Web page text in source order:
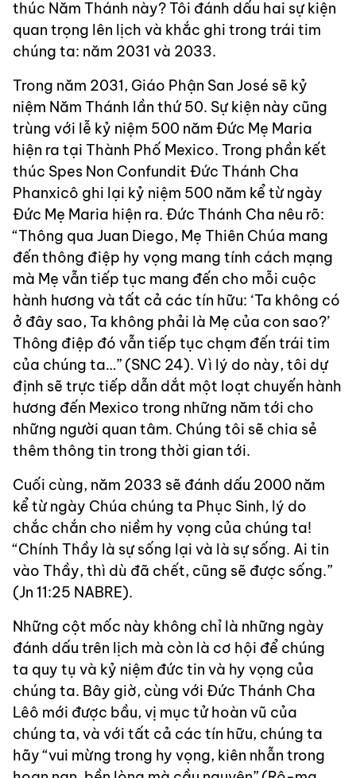
thúc Năm Thánh này? Tôi đánh dấu hai sự kiện
quan trọng lên lịch và khắc ghi trong trái tim
chúng ta: năm 2031 và 2033.
Trong năm 2031, Giáo Phận San José sẽ kỷ
niệm Năm Thánh lần thứ 50. Sự kiện này cũng
trùng với lễ kỷ niệm 500 năm Đức Mẹ Maria
hiện ra tại Thành Phố Mexico. Trong phần kết
thúc Spes Non Confundit Đức Thánh Cha
Phanxicô ghi lại kỷ niệm 500 năm kể từ ngày
Đức Mẹ Maria hiện ra. Đức Thánh Cha nêu rõ:
“Thông qua Juan Diego, Mẹ Thiên Chúa mang
đến thông điệp hy vọng mang tính cách mạng
mà Mẹ vẫn tiếp tục mang đến cho mỗi cuộc
hành hương và tất cả các tín hữu: ‘Ta không có
ở đây sao, Ta không phải là Mẹ của con sao?’
Thông điệp đó vẫn tiếp tục chạm đến trái tim
của chúng ta…” (SNC 24). Vì lý do này, tôi dự
định sẽ trực tiếp dẫn dắt một loạt chuyến hành
hương đến Mexico trong những năm tới cho
những người quan tâm. Chúng tôi sẽ chia sẻ
thêm thông tin trong thời gian tới.
Cuối cùng, năm 2033 sẽ đánh dấu 2000 năm
kể từ ngày Chúa chúng ta Phục Sinh, lý do
chắc chắn cho niềm hy vọng của chúng ta!
“Chính Thầy là sự sống lại và là sự sống. Ai tin
vào Thầy, thì dù đã chết, cũng sẽ được sống.”
(Jn 11:25 NABRE).
Những cột mốc này không chỉ là những ngày
đánh dấu trên lịch mà còn là cơ hội để chúng
ta quy tụ và kỷ niệm đức tin và hy vọng của
chúng ta. Bây giờ, cùng với Đức Thánh Cha
Lêô mới được bầu, vị mục tử hoàn vũ của
chúng ta, và với tất cả các tín hữu, chúng ta
hãy “vui mừng trong hy vọng, kiên nhẫn trong